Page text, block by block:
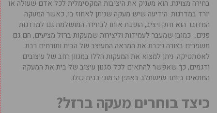
בחירה מצוינת. הוא מעניק את היציבות המקסימלית לכל אדם שעולה או
יורד במדרגות. הידיעה שיש מעקה שניתן לאחוז בו, כאשר המעקה
המדובר הוא חזק ויציב, הופכת אותו לבחירה המושלמת גם למדרגות
פנים. כמובן שמעבר לעמידות וליצירות שמעקות ברזל מציעים, הם גם
משפרים בצורה ניכרת את המראה המעוצב של הבית ותורמים רבת
לאסתטיקה. ניתן למצוא את המעקות הללו במגוון רחב של עיצובים
ודגמים, כך שאפשר להתאים לכל סגנון עיצוב של בית את המעקה
המתאים ביותר שישתלב באופן הרמוני בבית כולו.
כיצד בוחרים מעקה ברזל?